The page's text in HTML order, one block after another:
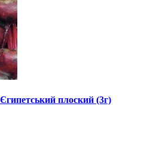
плоский (3г)